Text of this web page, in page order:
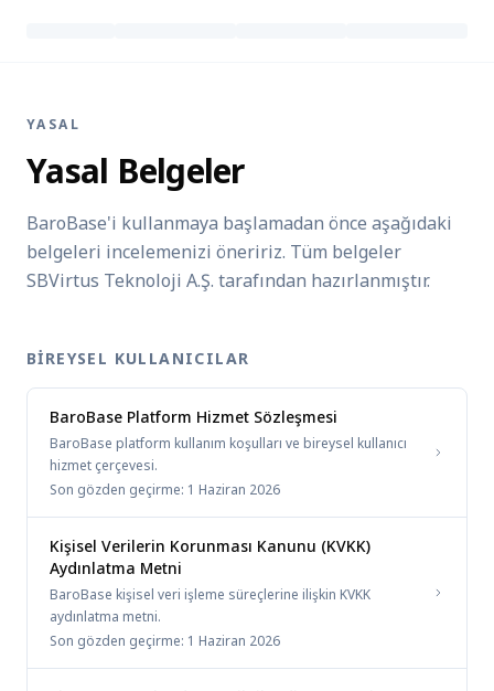
YASAL
Yasal Belgeler
BaroBase'i kullanmaya başlamadan önce aşağıdaki
belgeleri incelemenizi öneririz. Tüm belgeler
SBVirtus Teknoloji A.Ş. tarafından hazırlanmıştır.
BIREYSEL KULLANICILAR
BaroBase Platform Hizmet Sözleşmesi
BaroBase platform kullanım koşulları ve bireysel kullanıcı
hizmet çerçevesi.
Son gözden geçirme: 1 Haziran 2026
Kişisel Verilerin Korunması Kanunu (KVKK)
Aydınlatma Metni
BaroBase kişisel veri işleme süreçlerine ilişkin KVKK
aydınlatma metni.
Son gözden geçirme: 1 Haziran 2026